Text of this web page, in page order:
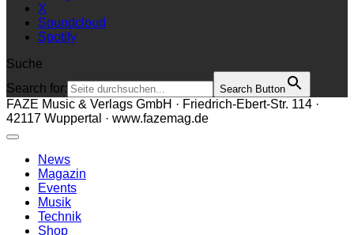
X
Soundcloud
Spotify
Suche
Search for:
Search Button
FAZE Music & Verlags GmbH · Friedrich-Ebert-Str. 114 ·
42117 Wuppertal · www.fazemag.de
News
Magazin
Events
Musik
Technik
Shop